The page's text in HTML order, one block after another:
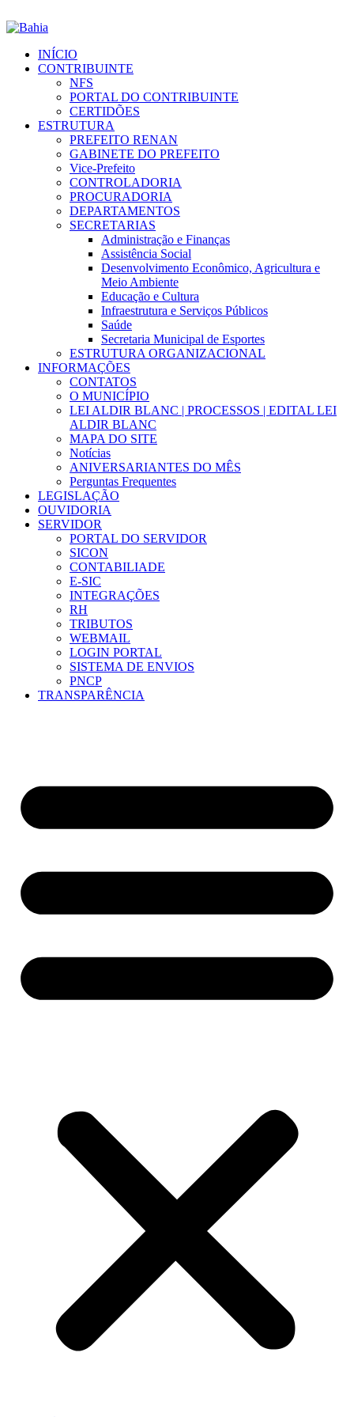
INÍCIO
CONTRIBUINTE
NFS
PORTAL DO CONTRIBUINTE
CERTIDÕES
ESTRUTURA
PREFEITO RENAN
GABINETE DO PREFEITO
Vice-Prefeito
CONTROLADORIA
PROCURADORIA
DEPARTAMENTOS
SECRETARIAS
Administração e Finanças
Assistência Social
Desenvolvimento Econômico, Agricultura e
Meio Ambiente
Educação e Cultura
Infraestrutura e Serviços Públicos
Saúde
Secretaria Municipal de Esportes
ESTRUTURA ORGANIZACIONAL
INFORMAÇÕES
CONTATOS
O MUNICÍPIO
LEI ALDIR BLANC | PROCESSOS | EDITAL LEI
ALDIR BLANC
MAPA DO SITE
Notícias
ANIVERSARIANTES DO MÊS
Perguntas Frequentes
LEGISLAÇÃO
OUVIDORIA
SERVIDOR
PORTAL DO SERVIDOR
SICON
CONTABILIADE
E-SIC
INTEGRAÇÕES
RH
TRIBUTOS
WEBMAIL
LOGIN PORTAL
SISTEMA DE ENVIOS
PNCP
TRANSPARÊNCIA